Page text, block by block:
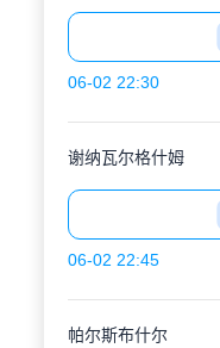
06-02 22:30
谢纳瓦尔格什姆
06-02 22:45
帕尔斯布什尔